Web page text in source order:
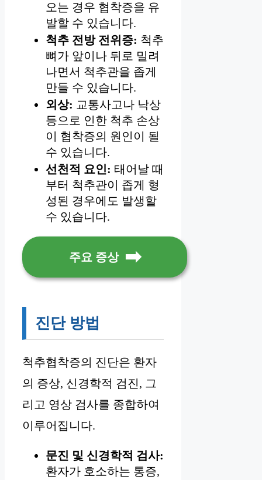
오는 경우 협착증을 유
발할 수 있습니다.
척추 전방 전위증: 척추
뼈가 앞이나 뒤로 밀려
나면서 척추관을 좁게
만들 수 있습니다.
외상: 교통사고나 낙상
등으로 인한 척추 손상
이 협착증의 원인이 될
수 있습니다.
선천적 요인: 태어날 때
부터 척추관이 좁게 형
성된 경우에도 발생할
수 있습니다.
주요 증상
진단 방법
척추협착증의 진단은 환자
의 증상, 신경학적 검진, 그
리고 영상 검사를 종합하여
이루어집니다.
문진 및 신경학적 검사:
환자가 호소하는 통증,